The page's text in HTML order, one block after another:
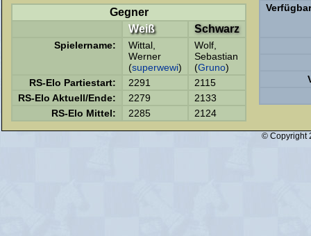
Gegner
Weiß
Schwarz
Spielername:
Wittal,
Werner
(superwewi)
Wolf,
Sebastian
(Gruno)
RS-Elo Partiestart:
2291
2115
RS-Elo Aktuell/Ende:
2279
2133
RS-Elo Mittel:
2285 2124
© Copyright